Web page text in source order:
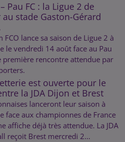
Pau FC : la Ligue 2 de
stade Gaston-Gérard
FCO lance sa saison de Ligue 2 à
le vendredi 14 août face au Pau
première rencontre attendue par
est ouverte pour le
la JDA Dijon et Brest
lanceront leur saison à
face aux championnes de France
affiche déjà très attendue. La JDA
reçoit Brest mercredi 2...